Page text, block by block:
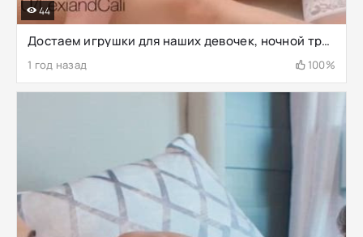
Достаем игрушки для наших девочек, ночной тройничок
1 год назад 100%
44